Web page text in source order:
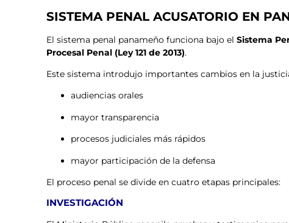
SISTEMA PENAL ACUSATORIO EN
El sistema penal panameño funciona bajo el Sistema
Procesal Penal (Ley 121 de 2013).
Este sistema introdujo importantes cambios en la
audiencias orales
mayor transparencia
procesos judiciales más rápidos
mayor participación de la defensa
El proceso penal se divide en cuatro etapas principales:
INVESTIGACIÓN